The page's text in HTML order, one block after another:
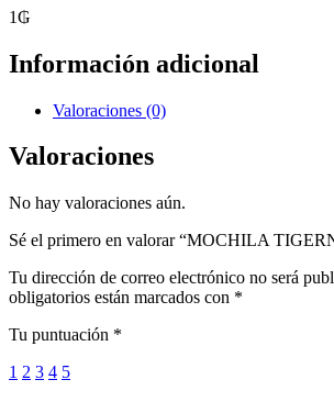
1₲
Información adicional
Valoraciones (0)
Valoraciones
No hay valoraciones aún.
Sé el primero en valorar “MOCHILA
Tu dirección de correo electrónico no será
obligatorios están marcados con *
Tu puntuación *
1 2 3 4 5